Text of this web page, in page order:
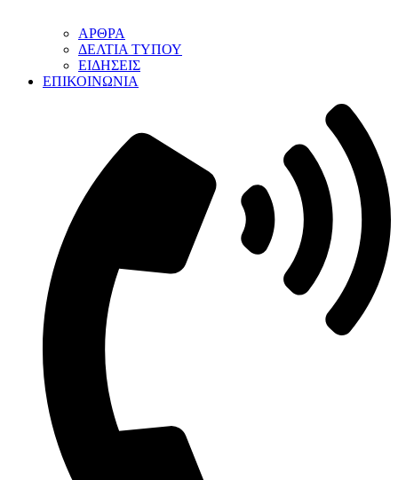
ΑΡΘΡΑ
ΔΕΛΤΙΑ ΤΥΠΟΥ
ΕΙΔΗΣΕΙΣ
ΕΠΙΚΟΙΝΩΝΙΑ